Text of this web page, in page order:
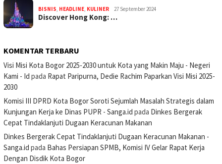
BISNIS, HEADLINE, KULINER 27 September 2024
Discover Hong Kong: …
KOMENTAR TERBARU
Visi Misi Kota Bogor 2025-2030 untuk Kota yang Makin Maju - Negeri
Kami - Id pada Rapat Paripurna, Dedie Rachim Paparkan Visi Misi 2025-
2030
Komisi III DPRD Kota Bogor Soroti Sejumlah Masalah Strategis dalam
Kunjungan Kerja ke Dinas PUPR - Sanga.id pada Dinkes Bergerak
Cepat Tindaklanjuti Dugaan Keracunan Makanan
Dinkes Bergerak Cepat Tindaklanjuti Dugaan Keracunan Makanan -
Sanga.id pada Bahas Persiapan SPMB, Komisi IV Gelar Rapat Kerja
Dengan Disdik Kota Bogor